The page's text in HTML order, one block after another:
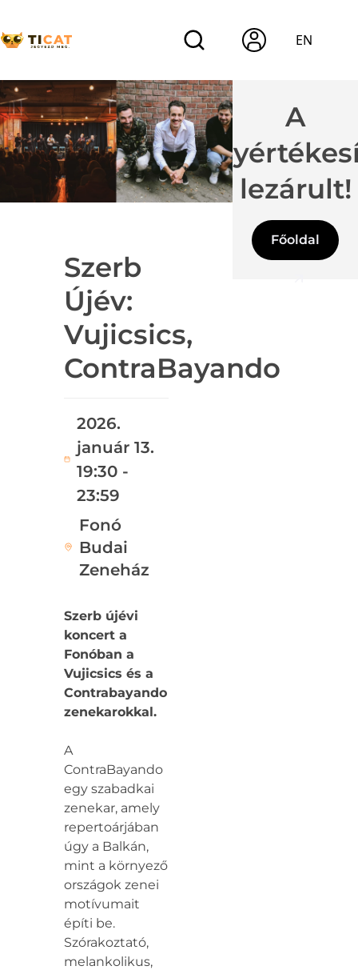
EN
Szerb
Újév:
Vujicsics,
ContraBayando
2026.
január 13.
19:30 -
23:59
Fonó
Budai
Zeneház
A
lezárult!
Főoldal
Szerb újévi
koncert a
Fonóban a
Vujicsics és a
Contrabayando
zenekarokkal.
A
ContraBayando
egy szabadkai
zenekar, amely
repertoárjában
úgy a Balkán,
mint a környező
országok zenei
motívumait
építi be.
Szórakoztató,
melankolikus,